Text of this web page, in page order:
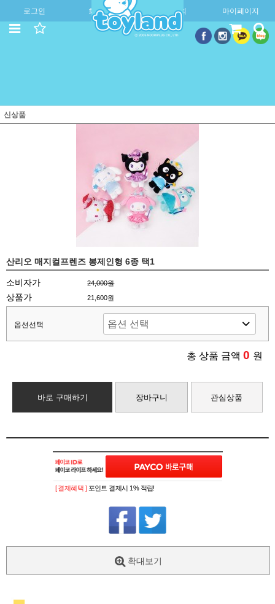
로그인 회원가입 주문조회 마이페이지
신상품
산리오 매지컬프렌즈 봉제인형 6종 택1
소비자가 24,000원
상품가 21,600원
옵션선택
총 상품 금액 0 원
바로 구매하기 장바구니 관심상품
[ 결제혜택 ] 포인트 결제시 1% 적립!
확대보기